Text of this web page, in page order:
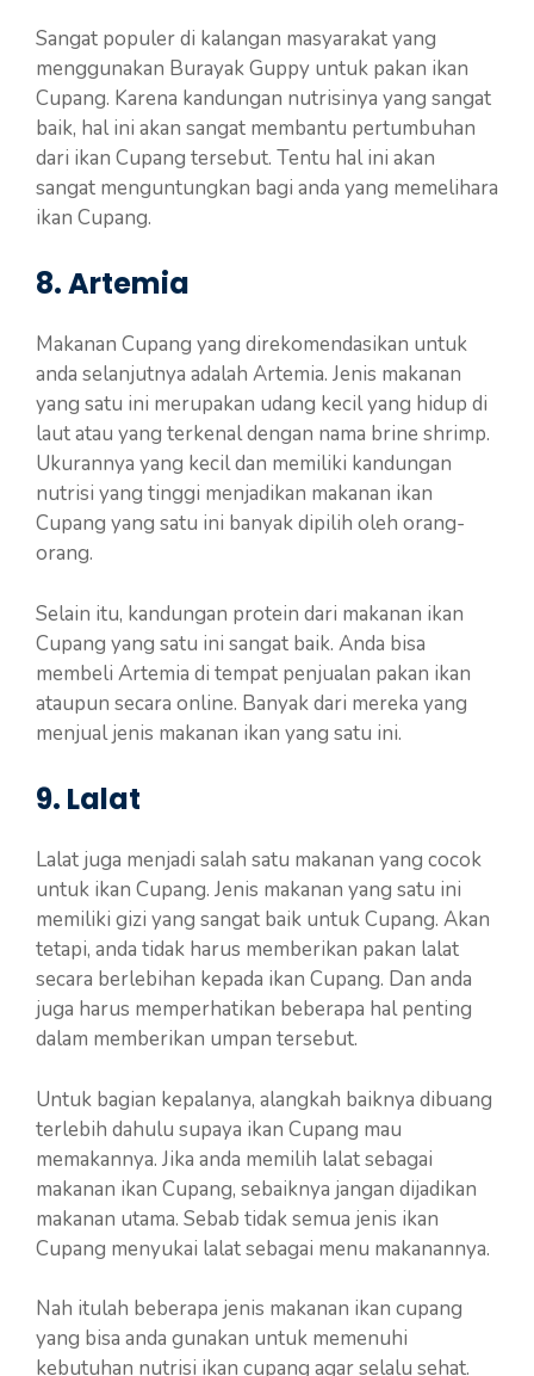
Sangat populer di kalangan masyarakat yang
menggunakan Burayak Guppy untuk pakan ikan
Cupang. Karena kandungan nutrisinya yang sangat
baik, hal ini akan sangat membantu pertumbuhan
dari ikan Cupang tersebut. Tentu hal ini akan
sangat menguntungkan bagi anda yang memelihara
ikan Cupang.
8. Artemia
Makanan Cupang yang direkomendasikan untuk
anda selanjutnya adalah Artemia. Jenis makanan
yang satu ini merupakan udang kecil yang hidup di
laut atau yang terkenal dengan nama brine shrimp.
Ukurannya yang kecil dan memiliki kandungan
nutrisi yang tinggi menjadikan makanan ikan
Cupang yang satu ini banyak dipilih oleh orang-
orang.
Selain itu, kandungan protein dari makanan ikan
Cupang yang satu ini sangat baik. Anda bisa
membeli Artemia di tempat penjualan pakan ikan
ataupun secara online. Banyak dari mereka yang
menjual jenis makanan ikan yang satu ini.
9. Lalat
Lalat juga menjadi salah satu makanan yang cocok
untuk ikan Cupang. Jenis makanan yang satu ini
memiliki gizi yang sangat baik untuk Cupang. Akan
tetapi, anda tidak harus memberikan pakan lalat
secara berlebihan kepada ikan Cupang. Dan anda
juga harus memperhatikan beberapa hal penting
dalam memberikan umpan tersebut.
Untuk bagian kepalanya, alangkah baiknya dibuang
terlebih dahulu supaya ikan Cupang mau
memakannya. Jika anda memilih lalat sebagai
makanan ikan Cupang, sebaiknya jangan dijadikan
makanan utama. Sebab tidak semua jenis ikan
Cupang menyukai lalat sebagai menu makanannya.
Nah itulah beberapa jenis makanan ikan cupang
yang bisa anda gunakan untuk memenuhi
kebutuhan nutrisi ikan cupang agar selalu sehat.